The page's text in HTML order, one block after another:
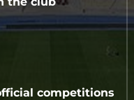
competitions